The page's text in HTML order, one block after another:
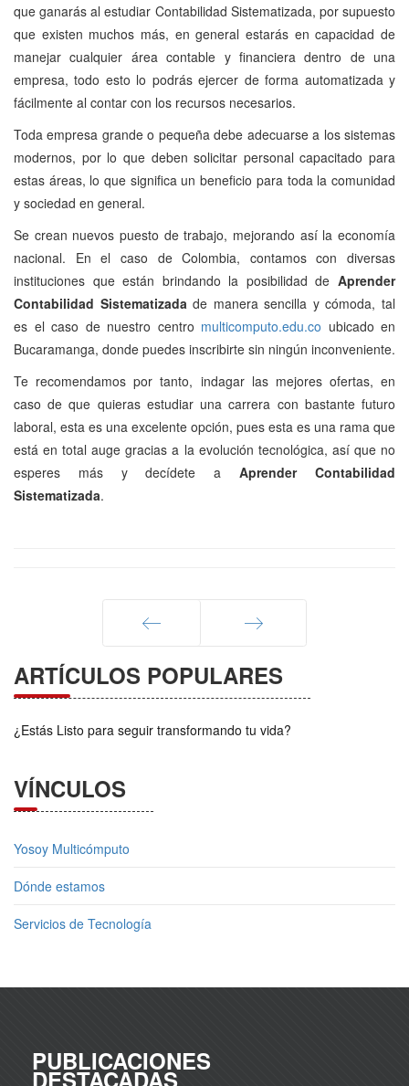
que ganarás al estudiar Contabilidad Sistematizada, por supuesto
que existen muchos más, en general estarás en capacidad de
manejar cualquier área contable y financiera dentro de una
empresa, todo esto lo podrás ejercer de forma automatizada y
fácilmente al contar con los recursos necesarios.
Toda empresa grande o pequeña debe adecuarse a los sistemas
modernos, por lo que deben solicitar personal capacitado para
estas áreas, lo que significa un beneficio para toda la comunidad
y sociedad en general.
Se crean nuevos puesto de trabajo, mejorando así la economía
nacional. En el caso de Colombia, contamos con diversas
instituciones que están brindando la posibilidad de Aprender
Contabilidad Sistematizada de manera sencilla y cómoda, tal
es el caso de nuestro centro multicomputo.edu.co ubicado en
Bucaramanga, donde puedes inscribirte sin ningún inconveniente.
Te recomendamos por tanto, indagar las mejores ofertas, en
caso de que quieras estudiar una carrera con bastante futuro
laboral, esta es una excelente opción, pues esta es una rama que
está en total auge gracias a la evolución tecnológica, así que no
esperes más y decídete aAprender Contabilidad
Sistematizada.
Anterior Siguiente
ARTÍCULOS POPULARES
¿Estás Listo para seguir transformando tu vida?
VÍNCULOS
Yosoy Multicómputo
Dónde estamos
Servicios de Tecnología
PUBLICACIONES
DESTACADAS